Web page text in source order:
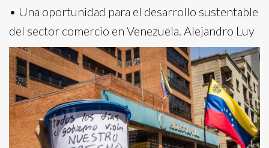
• Una oportunidad para el desarrollo sustentable
del sector comercio en Venezuela. Alejandro Luy